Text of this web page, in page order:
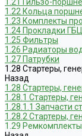
1.22 Кольца
1.23 Комплекты
1.24 Прокладки ГБЦ
1.25 Фильтры
1.26 Радиаторы
1.27 Патрубки
1.28 Стартеры,
Назад
1.28 Стартеры,
1.28.1 Стартеры,
1.28.1.1 Запчасти
1.28.2 Стартеры,
1.29 Ремкомплекты